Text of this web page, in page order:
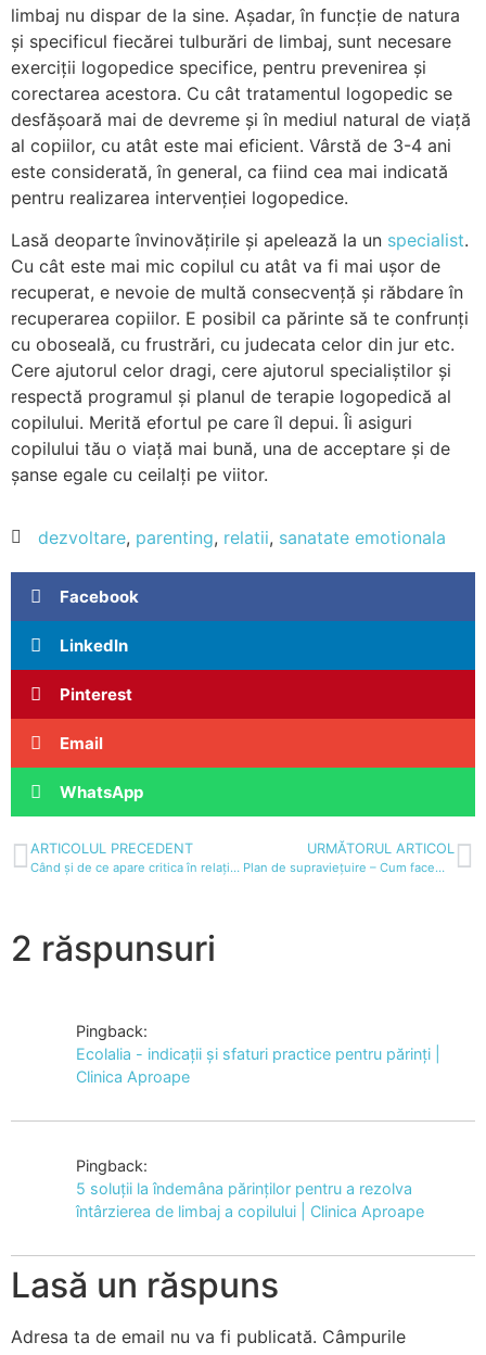
limbaj nu dispar de la sine. Așadar, în funcție de natura
și specificul fiecărei tulburări de limbaj, sunt necesare
exerciții logopedice specifice, pentru prevenirea și
corectarea acestora. Cu cât tratamentul logopedic se
desfășoară mai de devreme și în mediul natural de viață
al copiilor, cu atât este mai eficient. Vârstă de 3-4 ani
este considerată, în general, ca fiind cea mai indicată
pentru realizarea intervenției logopedice.
Lasă deoparte învinovățirile și apelează la un specialist.
Cu cât este mai mic copilul cu atât va fi mai ușor de
recuperat, e nevoie de multă consecvență și răbdare în
recuperarea copiilor. E posibil ca părinte să te confrunți
cu oboseală, cu frustrări, cu judecata celor din jur etc.
Cere ajutorul celor dragi, cere ajutorul specialiștilor și
respectă programul și planul de terapie logopedică al
copilului. Merită efortul pe care îl depui. Îi asiguri
copilului tău o viață mai bună, una de acceptare și de
șanse egale cu ceilalți pe viitor.
dezvoltare, parenting, relatii, sanatate emotionala
Facebook
LinkedIn
Pinterest
Email
WhatsApp
ARTICOLUL PRECEDENT
Când și de ce apare critica în relație? Ce poți face pentru a nu-ți mai critica partenerul?
URMĂTORUL ARTICOL
Plan de supraviețuire – Cum facem diferența între rușine și vină? Care sunt cauzele și când se confundă?
2 răspunsuri
Pingback:
Ecolalia - indicații și sfaturi practice pentru părinți |
Clinica Aproape
Pingback:
5 soluții la îndemâna părinților pentru a rezolva
întârzierea de limbaj a copilului | Clinica Aproape
Lasă un răspuns
Adresa ta de email nu va fi publicată. Câmpurile